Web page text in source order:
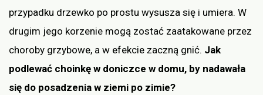
przypadku drzewko po prostu wysusza się i umiera. W
drugim jego korzenie mogą zostać zaatakowane przez
choroby grzybowe, a w efekcie zaczną gnić. Jak
podlewać choinkę w doniczce w domu, by nadawała
się do posadzenia w ziemi po zimie?